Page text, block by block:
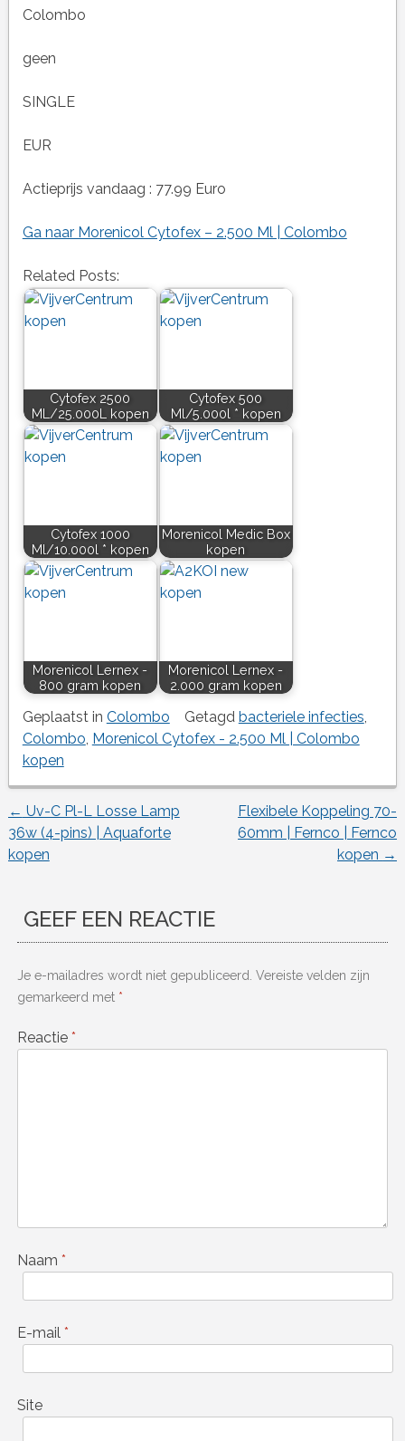
Colombo
geen
SINGLE
EUR
Actieprijs vandaag : 77.99 Euro
Ga naar Morenicol Cytofex – 2.500 Ml | Colombo
Related Posts:
Cytofex 2500
ML/25.000L kopen
Cytofex 500
Ml/5.000l * kopen
Cytofex 1000
Ml/10.000l * kopen
Morenicol Medic Box
kopen
Morenicol Lernex -
800 gram kopen
Morenicol Lernex -
2.000 gram kopen
Geplaatst in Colombo Getagd bacteriele infecties
Colombo Morenicol Cytofex - 2.500 Ml | Colombo
kopen
Berichtnavigatie
← Uv-C Pl-L Losse Lamp
36w (4-pins) | Aquaforte
kopen
Flexibele Koppeling 70-
60mm | Fernco | Fernco
kopen →
GEEF EEN REACTIE
Je e-mailadres wordt niet gepubliceerd. Vereiste velden zijn
gemarkeerd met *
Reactie *
Naam *
E-mail *
Site